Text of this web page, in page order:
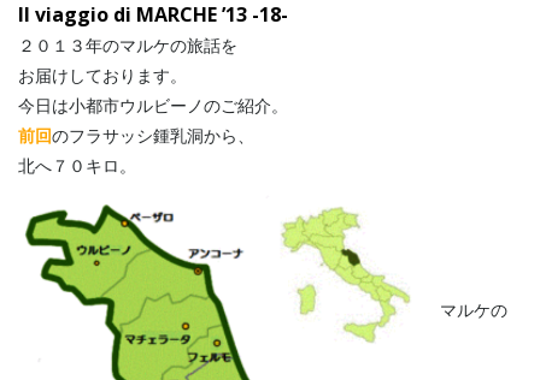
Il viaggio di MARCHE ’13 -18-
２０１３年のマルケの旅話を
お届けしております。
今日は小都市ウルビーノのご紹介。
前回のフラサッシ鍾乳洞から、
北へ７０キロ。
マルケの